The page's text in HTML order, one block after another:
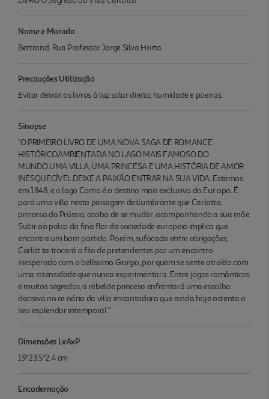
Nome e Morada
Bertrand. Rua Professor Jorge Silva Horta
Precauções Utilização
Evitar deixar os livros à luz solar direta, humidade e poeiras.
Sinopse
"O PRIMEIRO LIVRO DE UMA NOVA SAGA DE ROMANCE
HISTÓRICOAMBIENTADA NO LAGO MAIS FAMOSO DO
MUNDO.UMA VILLA, UMA PRINCESA E UMA HISTÓRIA DE AMOR
INESQUECÍVEL.DEIXE A PAIXÃO ENTRAR NA SUA VIDA. Estamos
em 1848, e o lago Como é o destino mais exclusivo da Eur opa. É
para uma villa nesta paisagem deslumbrante que Carlotta,
princesa da Prússia, acaba de se mudar, acompanhando a sua mãe.
Subir ao palco da fina flor da sociedade europeia implica que
encontre um bom partido. Porém, sufocada entre obrigações,
Carlot ta trocará a fila de pretendentes por um encontro
inesperado com o belíssimo Giorgio, por quem se sente atraída com
uma intensidade que nunca experimentara. Entre jogos românticos
e muitos segredos, a rebelde princesa enfrentará uma escolha
decisiva no ce nário da villa encantadora que ainda hoje ostenta o
seu esplendor intemporal."
Dimensões LxAxP
15*23.5*2.4 cm
Encadernação